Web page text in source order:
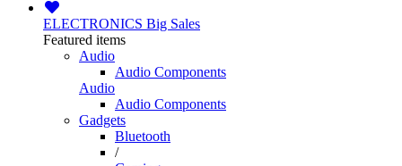
ELECTRONICS Big Sales
Featured items
Audio
Audio Components
Audio
Audio Components
Gadgets
Bluetooth
/